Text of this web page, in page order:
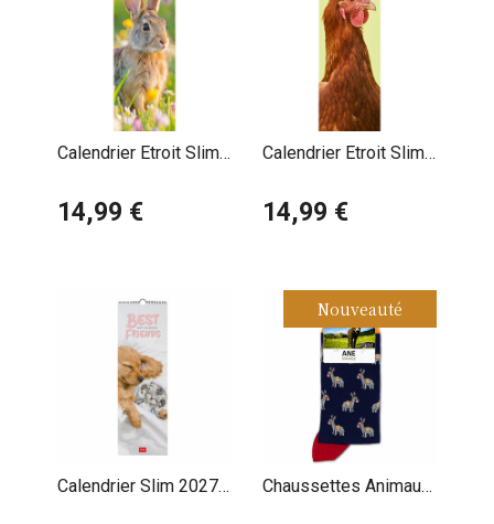
Calendrier Etroit Slim
14,99 €
Calendrier Etroit Slim
poulailler
14,99 €
Calendrier Slim 2027
Nouveauté
Chaussettes Animaux